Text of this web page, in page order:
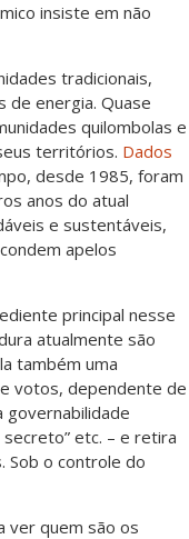
insiste em não
tradicionais,
de energia. Quase
quilombolas e
territórios. Dados
desde 1985, foram
anos do atual
e sustentáveis,
apelos
principal nesse
atualmente são
também uma
votos, dependente de
governabilidade
etc. – e retira
Sob o controle do
ver quem são os